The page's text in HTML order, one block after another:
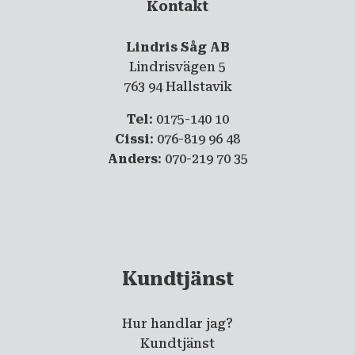
Kontakt
Lindris Såg AB
Lindrisvägen 5
763 94 Hallstavik
Tel: 0175-140 10
Cissi: 076-819 96 48
Anders: 070-219 70 35
Kundtjänst
Hur handlar jag?
Kundtjänst